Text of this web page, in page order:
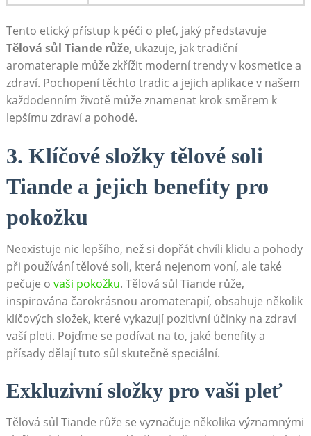
Tento etický ⁤přístup k péči o pleť, jaký představuje
Tělová sůl Tiande růže, ukazuje, jak tradiční
aromaterapie může zkřížit moderní‌ trendy v kosmetice a
zdraví. Pochopení​ těchto tradic a jejich‍ aplikace ​v našem
každodenním životě může⁢ znamenat krok směrem k
lepšímu⁢ zdraví a​ pohodě.
3. Klíčové ⁤složky ⁣tělové ‍soli
Tiande a jejich ⁤benefity pro
pokožku
Neexistuje nic lepšího, než si⁣ dopřát ‌chvíli klidu a pohody
⁤při používání ⁣tělové⁤ soli, která nejenom voní, ‌ale také
pečuje o vaši pokožku.​ Tělová sůl Tiande⁣ růže,
inspirována⁢ čarokrásnou‌ aromaterapií, obsahuje několik
​klíčových složek, které⁣ vykazují pozitivní účinky⁣ na zdraví
vaší pleti. Pojďme se‌ podívat​ na to, jaké benefity⁢ a‍
přísady dělají tuto sůl skutečně speciální.
Exkluzivní složky ⁤pro vaši pleť
Tělová sůl Tiande růže se vyznačuje několika významnými